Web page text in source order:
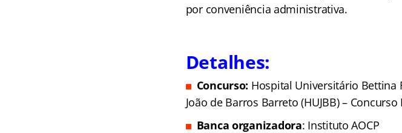
por conveniência administrativa.
Detalhes:
Concurso: Hospital Universitário Bettina
João de Barros Barreto (HUJBB) – Concurso
Banca organizadora: Instituto AOCP